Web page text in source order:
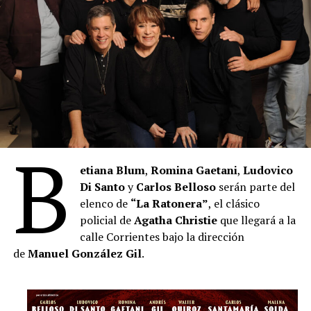
B etiana Blum,Romina Gaetani,Ludovico
Di SantoyCarlos Belloso serán parte del
elenco de “La Ratonera”, el clásico
policial deAgatha Christie que llegará a la
calle Corrientes bajo la dirección
deManuel González Gil.